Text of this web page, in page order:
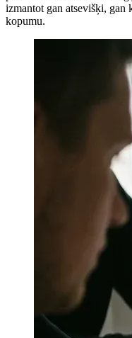
izmantot gan atsevišķi, gan
kopumu.